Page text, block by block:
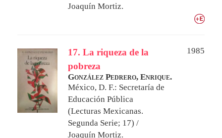
Joaquín Mortiz.
17. La riqueza de la
pobreza
1985
González Pedrero, Enrique.
México, D. F.: Secretaría de
Educación Pública
(Lecturas Mexicanas.
Segunda Serie; 17) /
Joaquín Mortiz.